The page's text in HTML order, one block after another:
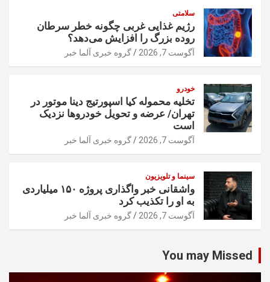
سلامتی
رژیم غذایی غربی چگونه خطر سرطان
روده بزرگ را افزایش می‌دهد؟
آگوست 7, 2026 گروه خبری آلما خبر
خودرو
تخلیه محموله کیا اسپورتیج دینا موتور در
تهران/ عرضه و تحویل خودروها نزدیک
است
آگوست 7, 2026 گروه خبری آلما خبر
سینما و تلویزیون
واشقانی خبر واگذاری پروژه ۱۵۰ میلیاردی
به او را تکذیب کرد
آگوست 7, 2026 گروه خبری آلما خبر
You may Missed